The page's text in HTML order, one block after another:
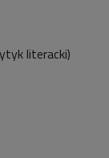
literacki)